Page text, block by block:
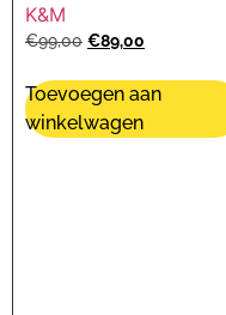
K&M
€99,00 €89,00
Toevoegen aan
winkelwagen